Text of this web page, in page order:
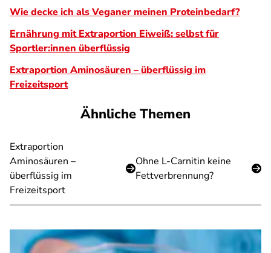
Wie decke ich als Veganer meinen Proteinbedarf?
Ernährung mit Extraportion Eiweiß: selbst für
Sportler:innen überflüssig
Extraportion Aminosäuren – überflüssig im
Freizeitsport
Ähnliche Themen
Extraportion
Aminosäuren –
überflüssig im
Freizeitsport
Ohne L-Carnitin keine
Fettverbrennung?